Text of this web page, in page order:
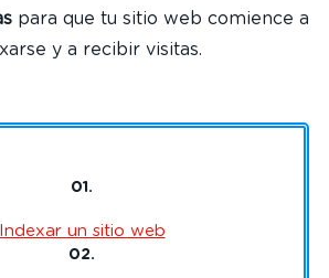
para que tu sitio web comience a
y a recibir visitas.
01.
Indexar un sitio web
02.